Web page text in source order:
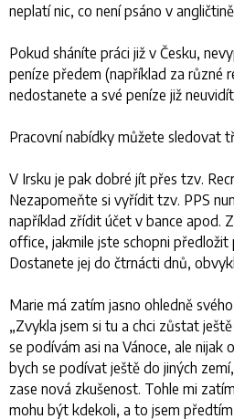
neplatí nic, co není psáno v angličtině.
Pokud sháníte práci již v Česku,
peníze předem (například za různé
nedostanete a své peníze již
Pracovní nabídky můžete sledovat
V Irsku je pak dobré jít přes tzv.
Nezapomeňte si vyřídit tzv. PPS
například zřídit účet v bance apod.
office, jakmile jste schopni
Dostanete jej do čtrnácti dnů,
Marie má zatím jasno ohledně
Zvykla jsem si tu a chci zůstat
se podívám asi na Vánoce, ale nijak
bych se podívat ještě do jiných
zase nová zkušenost. Tohle mi
mohu být kdekoli, a to jsem předtím